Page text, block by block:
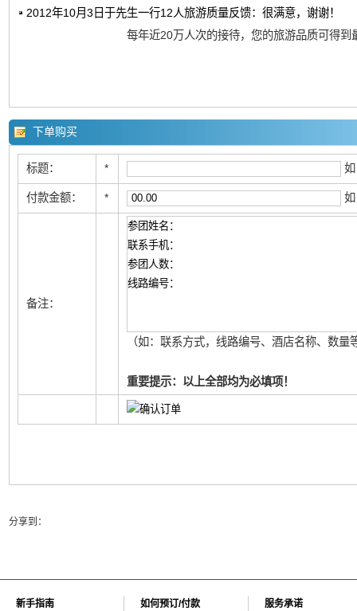
2012年10月3日于先生一行12人旅游质量反馈：很满意，谢谢！
每年近20万人次的接待，您的旅游品质可得到
下单购买
标题： *
付款金额： *
备注：
（如：联系方式，线路编号、酒店名称、数量
重要提示：以上全部均为必填项！
分享到：
新手指南
如何预订/付款
服务承诺